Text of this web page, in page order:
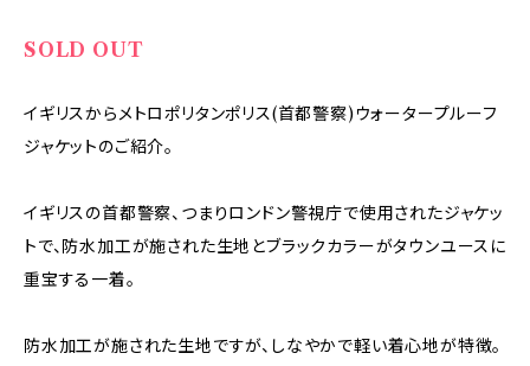
SOLD OUT
イギリスからメトロポリタンポリス(首都警察)ウォータープルーフ
ジャケットのご紹介。
イギリスの首都警察、つまりロンドン警視庁で使用されたジャケッ
トで、防水加工が施された生地とブラックカラーがタウンユースに
重宝する一着。
防水加工が施された生地ですが、しなやかで軽い着心地が特徴。